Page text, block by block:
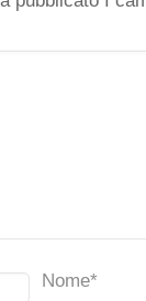
Nome*